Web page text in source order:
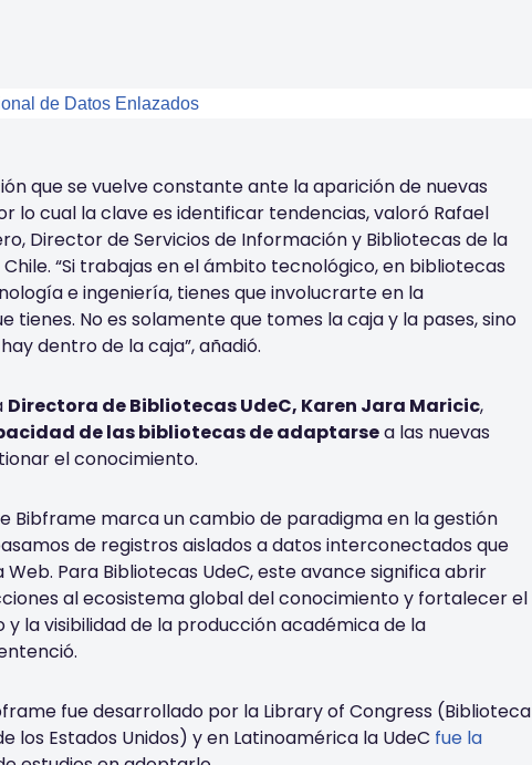
que se vuelve constante ante la aparición de nuevas
lo cual la clave es identificar tendencias, valoró Rafael
Director de Servicios de Información y Bibliotecas de la
Chile. “Si trabajas en el ámbito tecnológico, en bibliotecas
e ingeniería, tienes que involucrarte en la
tienes. No es solamente que tomes la caja y la pases, sino
dentro de la caja”, añadió.
Directora de Bibliotecas UdeC, Karen Jara Maricic,
de las bibliotecas de adaptarsea las nuevas
el conocimiento.
Bibframe marca un cambio de paradigma en la gestión
de registros aislados a datos interconectados que
Web. Para Bibliotecas UdeC, este avance significa abrir
al ecosistema global del conocimiento y fortalecer el
la visibilidad de la producción académica de la
fue desarrollado por la Library of Congress (Biblioteca
los Estados Unidos) y en Latinoamérica la UdeC fue la